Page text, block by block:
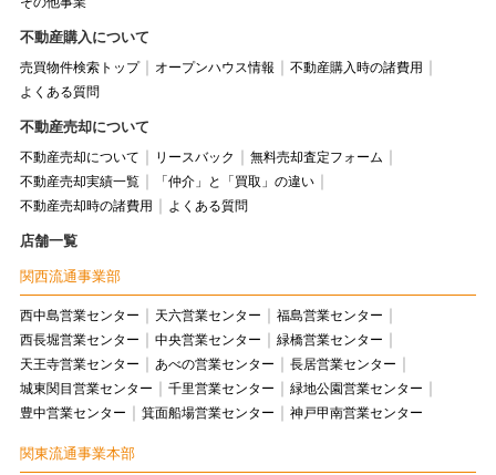
不動産購入について
売買物件検索トップ オープンハウス情報
不動産購入時の諸費用
よくある質問
不動産売却について
不動産売却について リースバック
無料売却査定フォーム
不動産売却実績一覧
「仲介」と「買取」の違い
不動産売却時の諸費用
よくある質問
店舗一覧
関西流通事業部
西中島営業センター 天六営業センター
福島営業センター
西長堀営業センター
中央営業センター
緑橋営業センター
天王寺営業センター
あべの営業センター
長居営業センター
城東関目営業センター
千里営業センター
緑地公園営業センター
豊中営業センター
箕面船場営業センター 神戸甲南営業センター
関東流通事業本部